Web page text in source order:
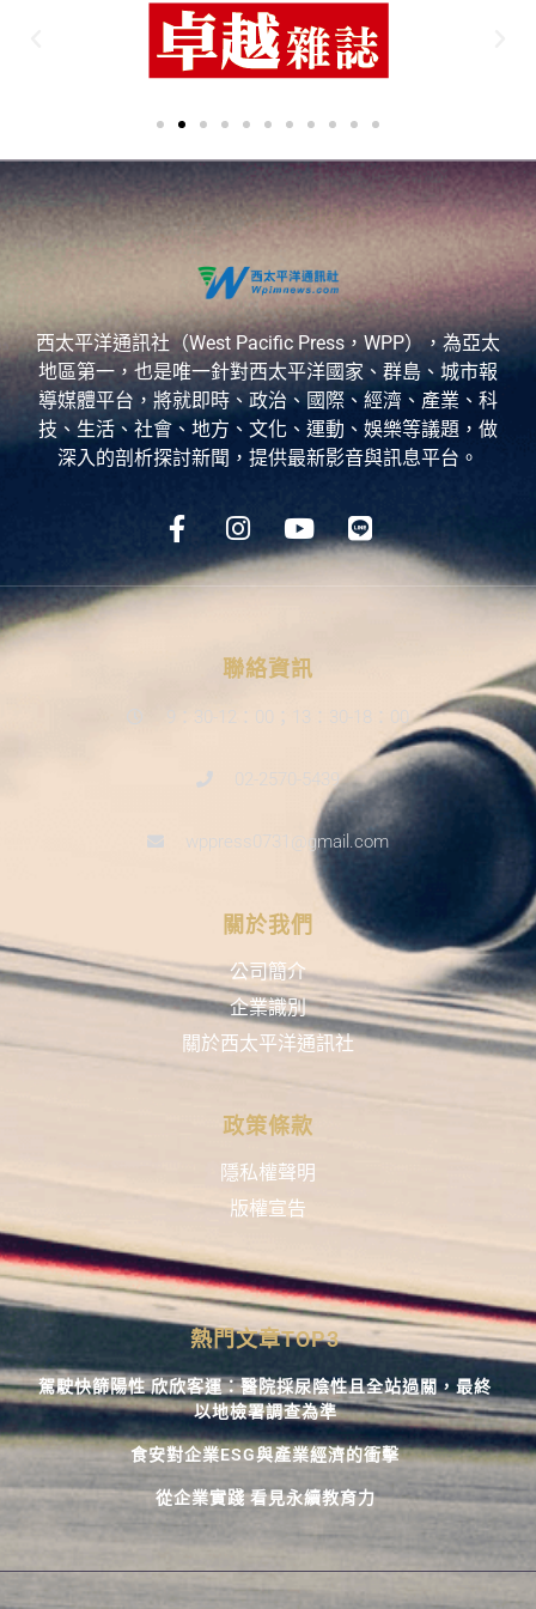
西太平洋通訊社（West Pacific Press，WPP），為亞太
地區第一，也是唯一針對西太平洋國家、群島、城市報
導媒體平台，將就即時、政治、國際、經濟、產業、科
技、生活、社會、地方、文化、運動、娛樂等議題，做
深入的剖析探討新聞，提供最新影音與訊息平台。
聯絡資訊
9：30-12：00；13：30-18：00
02-2570-5439
wppress0731@gmail.com
關於我們
公司簡介
企業識別
關於西太平洋通訊社
政策條款
隱私權聲明
版權宣告
熱門文章TOP3
駕駛快篩陽性 欣欣客運：醫院採尿陰性且全站過關，最終
以地檢署調查為準
食安對企業ESG與產業經濟的衝擊
從企業實踐 看見永續教育力